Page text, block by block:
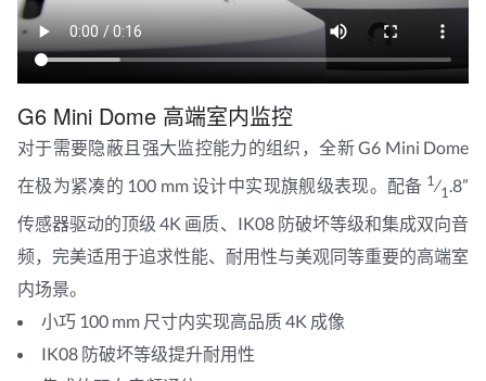
G6 Mini Dome 高端室内监控
对于需要隐蔽且强大监控能力的组织，全新 G6 Mini Dome
在极为紧凑的 100 mm 设计中实现旗舰级表现。配备 1⁄1 .8”
传感器驱动的顶级 4K 画质、IK08 防破坏等级和集成双向音
频，完美适用于追求性能、耐用性与美观同等重要的高端室
内场景。
小巧 100 mm 尺寸内实现高品质 4K 成像
IK08 防破坏等级提升耐用性